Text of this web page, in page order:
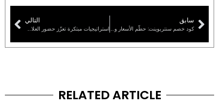
سابق
كود خصم سنتربوينت: حطّم الأسعار ووفّر المال عند التسوق من متجر Centrepoint
التالي
استراتيجيات مبتكرة تعزّز حضور العلامات التجارية
RELATED ARTICLE